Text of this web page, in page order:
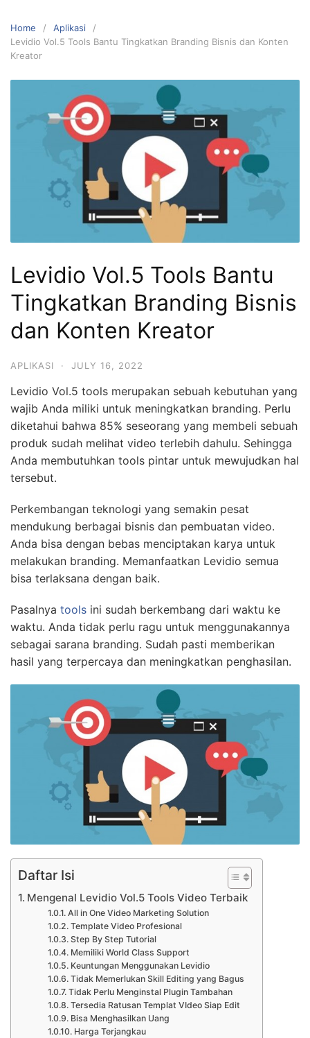
Home
Aplikasi
Levidio Vol.5 Tools Bantu Tingkatkan Branding Bisnis dan Konten
Kreator
Levidio Vol.5 Tools Bantu
Tingkatkan Branding Bisnis
dan Konten Kreator
APLIKASI · JULY 16, 2022
Levidio Vol.5 tools merupakan sebuah kebutuhan yang
wajib Anda miliki untuk meningkatkan branding. Perlu
diketahui bahwa 85% seseorang yang membeli sebuah
produk sudah melihat video terlebih dahulu. Sehingga
Anda membutuhkan tools pintar untuk mewujudkan hal
tersebut.
Perkembangan teknologi yang semakin pesat
mendukung berbagai bisnis dan pembuatan video.
Anda bisa dengan bebas menciptakan karya untuk
melakukan branding. Memanfaatkan Levidio semua
bisa terlaksana dengan baik.
Pasalnya tools ini sudah berkembang dari waktu ke
waktu. Anda tidak perlu ragu untuk menggunakannya
sebagai sarana branding. Sudah pasti memberikan
hasil yang terpercaya dan meningkatkan penghasilan.
Daftar Isi
Mengenal Levidio Vol.5 Tools Video Terbaik
All in One Video Marketing Solution
Template Video Profesional
Step By Step Tutorial
Memiliki World Class Support
Keuntungan Menggunakan Levidio
Tidak Memerlukan Skill Editing yang Bagus
Tidak Perlu Menginstal Plugin Tambahan
Tersedia Ratusan Templat VIdeo Siap Edit
Bisa Menghasilkan Uang
Harga Terjangkau